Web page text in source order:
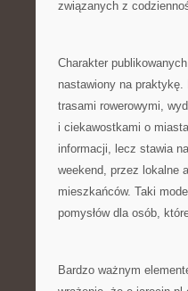
związanych z
Charakter
nastawiony na
trasami rowerowymi,
i ciekawostkami o
informacji, lecz stawia
weekend, przez lokalne
mieszkańców. Taki
pomysłów dla osób,
Bardzo ważnym